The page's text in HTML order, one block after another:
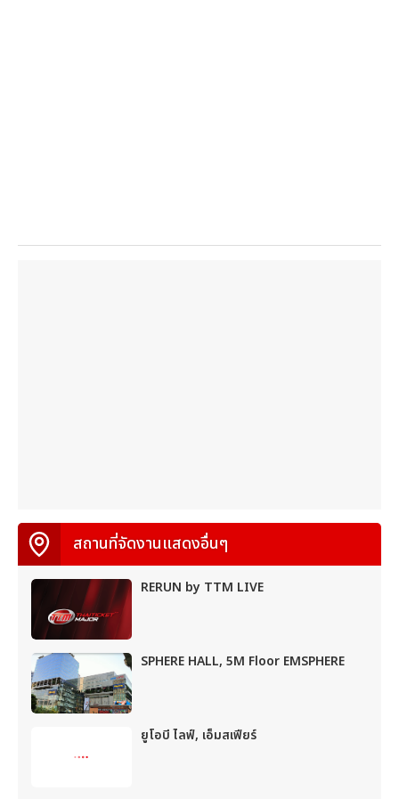
สถานที่จัดงานแสดงอื่นๆ
RERUN by TTM LIVE
SPHERE HALL, 5M Floor EMSPHERE
ยูโอบี ไลฟ์, เอ็มสเฟียร์